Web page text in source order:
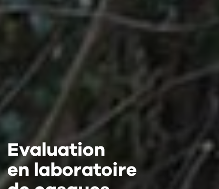
Evaluation
en laboratoire
Evaluation
en laboratoire
Evaluation
en laboratoire